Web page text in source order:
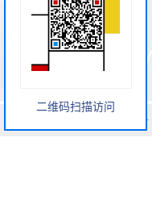
>
二维码扫描访问